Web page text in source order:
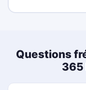
Questions
365